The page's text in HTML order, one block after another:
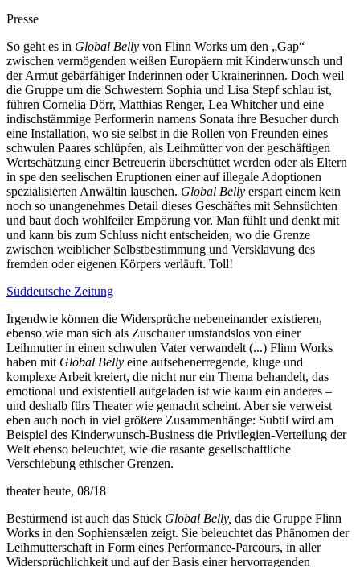
Presse
So geht es in Global Belly von Flinn Works um den „Gap“
zwischen vermögenden weißen Europäern mit Kinderwunsch und
der Armut gebärfähiger Inderinnen oder Ukrainerinnen. Doch weil
die Gruppe um die Schwestern Sophia und Lisa Stepf schlau ist,
führen Cornelia Dörr, Matthias Renger, Lea Whitcher und eine
indischstämmige Performerin namens Sonata ihre Besucher durch
eine Installation, wo sie selbst in die Rollen von Freunden eines
schwulen Paares schlüpfen, als Leihmütter von der geschäftigen
Wertschätzung einer Betreuerin überschüttet werden oder als Eltern
in spe den seelischen Eruptionen einer auf illegale Adoptionen
spezialisierten Anwältin lauschen. Global Belly erspart einem kein
noch so unangenehmes Detail dieses Geschäftes mit Sehnsüchten
und baut doch wohlfeiler Empörung vor. Man fühlt und denkt mit
und kann bis zum Schluss nicht entscheiden, wo die Grenze
zwischen weiblicher Selbstbestimmung und Versklavung des
fremden oder eigenen Körpers verläuft. Toll!
Süddeutsche Zeitung
Irgendwie können die Widersprüche nebeneinander existieren,
ebenso wie man sich als Zuschauer umstandslos von einer
Leihmutter in einen schwulen Vater verwandelt (...) Flinn Works
haben mit Global Belly eine aufsehenerregende, kluge und
komplexe Arbeit kreiert, die nicht nur ein Thema behandelt, das
emotional und existentiell aufgeladen ist wie kaum ein anderes –
und deshalb fürs Theater wie gemacht scheint. Aber sie verweist
eben auch noch in viel größere Zusammenhänge: Subtil wird am
Beispiel des Kinderwunsch-Business die Privilegien-Verteilung der
Welt ebenso beleuchtet, wie die rasante gesellschaftliche
Verschiebung ethischer Grenzen.
theater heute, 08/18
Bestürmend ist auch das Stück Global Belly, das die Gruppe Flinn
Works in den Sophiensælen zeigt. Sie beleuchtet das Phänomen der
Leihmutterschaft in Form eines Performance-Parcours, in aller
Widersprüchlichkeit und auf der Basis einer hervorragenden